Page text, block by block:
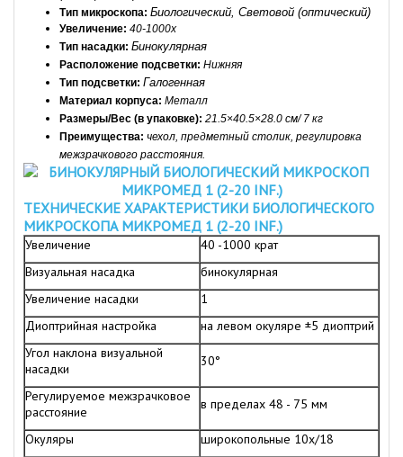
Тип микроскопа: Биологический, Световой (оптический)
Увеличение: 40-1000х
Тип насадки: Бинокулярная
Расположение подсветки: Нижняя
Тип подсветки: Галогенная
Материал корпуса: Металл
Размеры/Вес (в упаковке): 21.5×40.5×28.0 см/ 7 кг
Преимущества: чехол, предметный столик, регулировка
межзрачкового расстояния.
ТЕХНИЧЕСКИЕ ХАРАКТЕРИСТИКИ БИОЛОГИЧЕСКОГО
МИКРОСКОПА МИКРОМЕД 1 (2-20 INF.)
Увеличение
40 -1000 крат
Визуальная насадка
бинокулярная
Увеличение насадки
1
Диоптрийная настройка
на левом окуляре ±5 диоптрий
Угол наклона визуальной
насадки
30°
Регулируемое межзрачковое
расстояние
в пределах 48 - 75 мм
Окуляры
широкопольные 10х/18